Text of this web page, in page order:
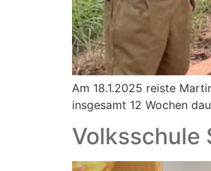
Am 18.1.2025 reiste
insgesamt 12 Wochen
Volksschule